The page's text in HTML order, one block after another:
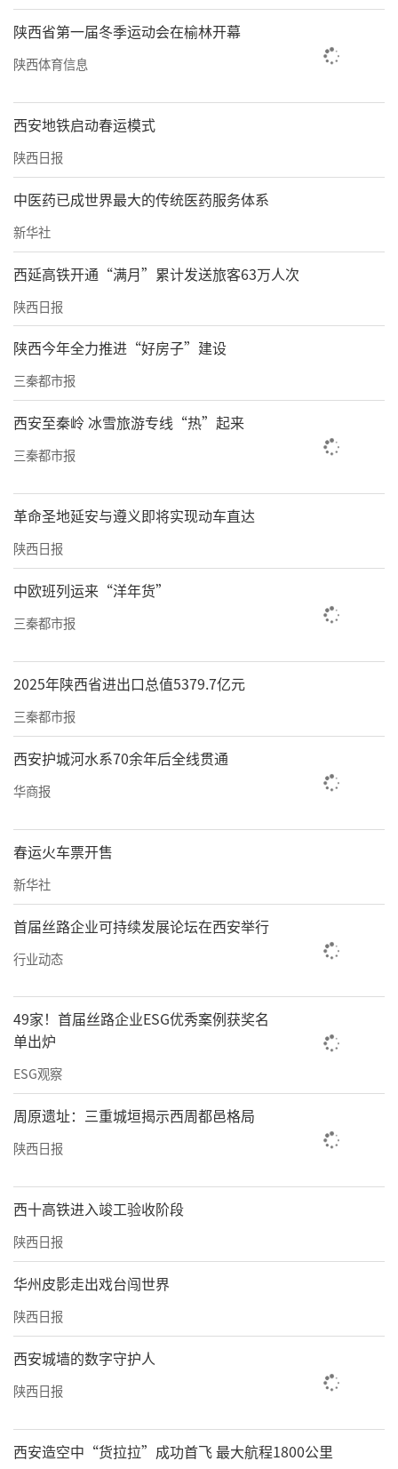
陕西省第一届冬季运动会在榆林开幕
陕西体育信息
西安地铁启动春运模式
陕西日报
中医药已成世界最大的传统医药服务体系
新华社
西延高铁开通“满月”累计发送旅客63万人次
陕西日报
陕西今年全力推进“好房子”建设
三秦都市报
西安至秦岭 冰雪旅游专线“热”起来
三秦都市报
革命圣地延安与遵义即将实现动车直达
陕西日报
中欧班列运来“洋年货”
三秦都市报
2025年陕西省进出口总值5379.7亿元
三秦都市报
西安护城河水系70余年后全线贯通
华商报
春运火车票开售
新华社
首届丝路企业可持续发展论坛在西安举行
行业动态
49家！首届丝路企业ESG优秀案例获奖名
单出炉
ESG观察
周原遗址：三重城垣揭示西周都邑格局
陕西日报
西十高铁进入竣工验收阶段
陕西日报
华州皮影走出戏台闯世界
陕西日报
西安城墙的数字守护人
陕西日报
西安造空中“货拉拉”成功首飞 最大航程1800公里